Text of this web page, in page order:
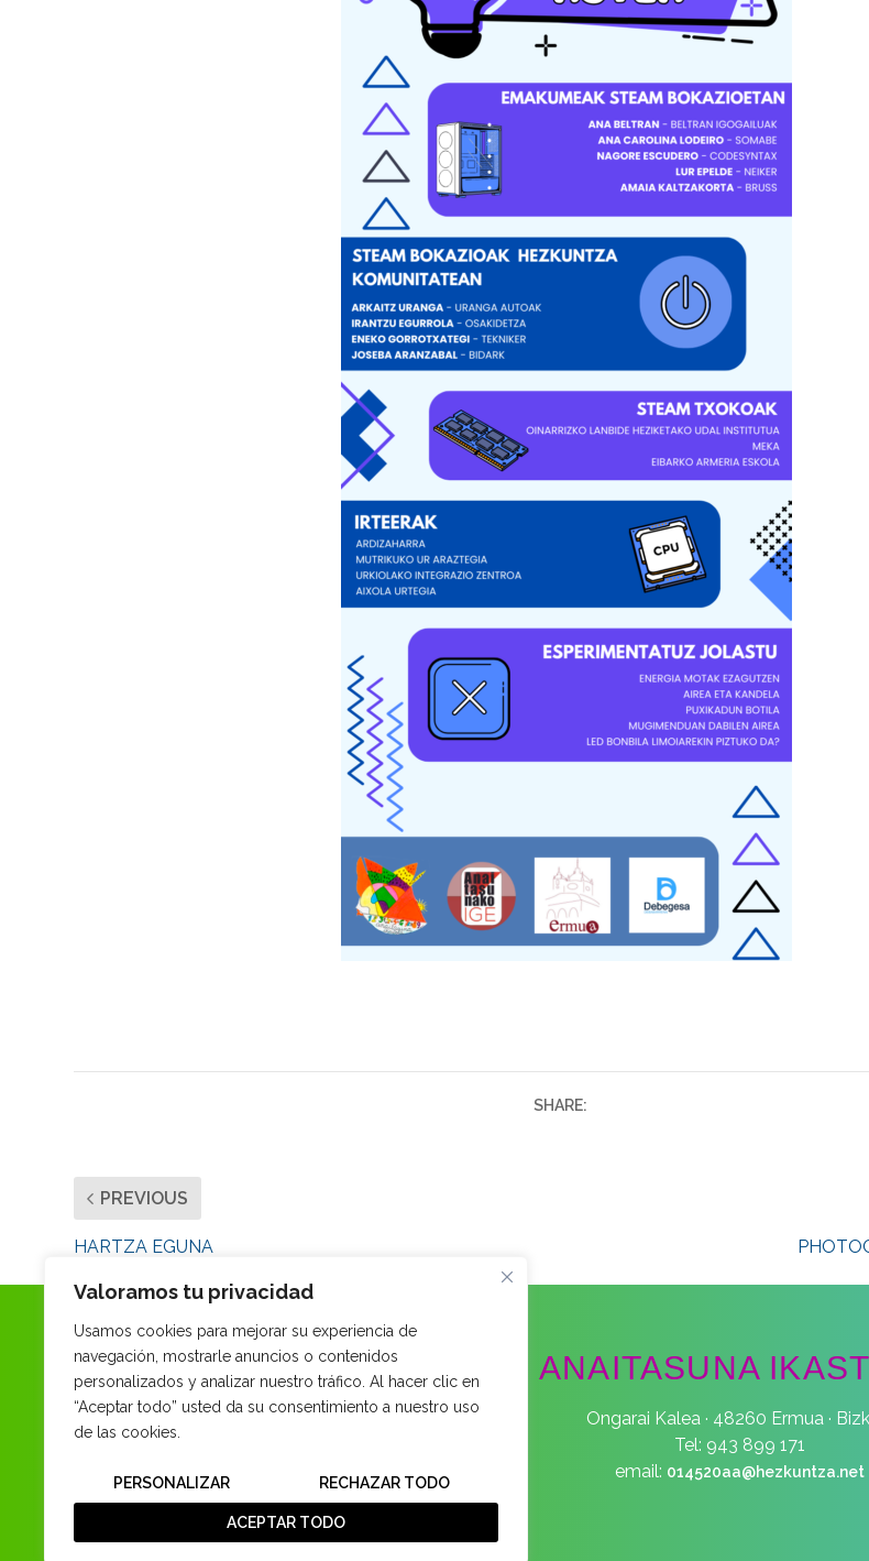
Valoramos tu privacidad
Usamos cookies para mejorar su experiencia de
navegación, mostrarle anuncios o contenidos
personalizados y analizar nuestro tráfico. Al hacer clic en
“Aceptar todo” usted da su consentimiento a nuestro uso
de las cookies.
PERSONALIZAR RECHAZAR TODO
ACEPTAR TODO
SHARE:
PREVIOUS
HARTZA EGUNA
ANAITASUNA
Ongarai Kalea · 48260 Ermua ·
Tel: 943 899 171
email: 014520aa@hezkuntza.net